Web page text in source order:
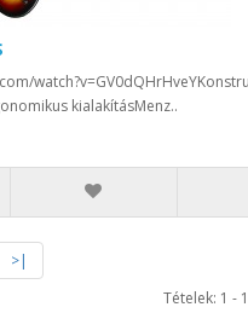
kialakításMenz..
>|
Tételek: 1 -